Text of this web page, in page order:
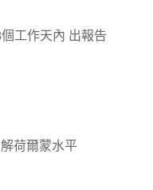
工作天內 出報告
荷爾蒙水平